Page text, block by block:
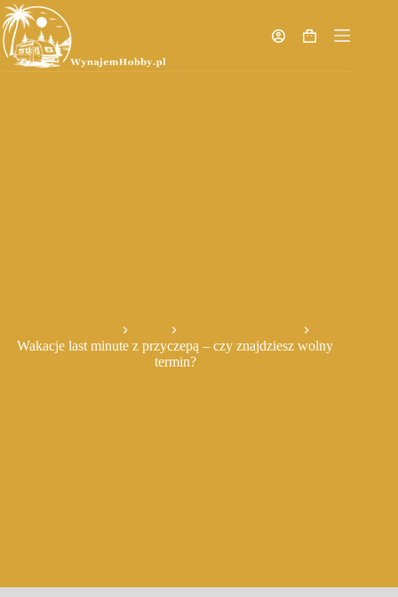
Przejdź
do
treści
Koszyk
Wakacje last minute z przyczepą – czy znajdziesz wolny
termin?